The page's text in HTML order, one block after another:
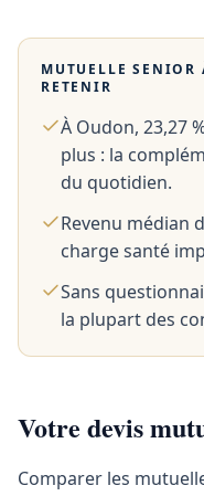
MUTUELLE
RETENIR
À Oudon, 23,27
plus : la
du quotidien.
Revenu médian
charge santé
Sans
la plupart des
Votre devis
Comparer les